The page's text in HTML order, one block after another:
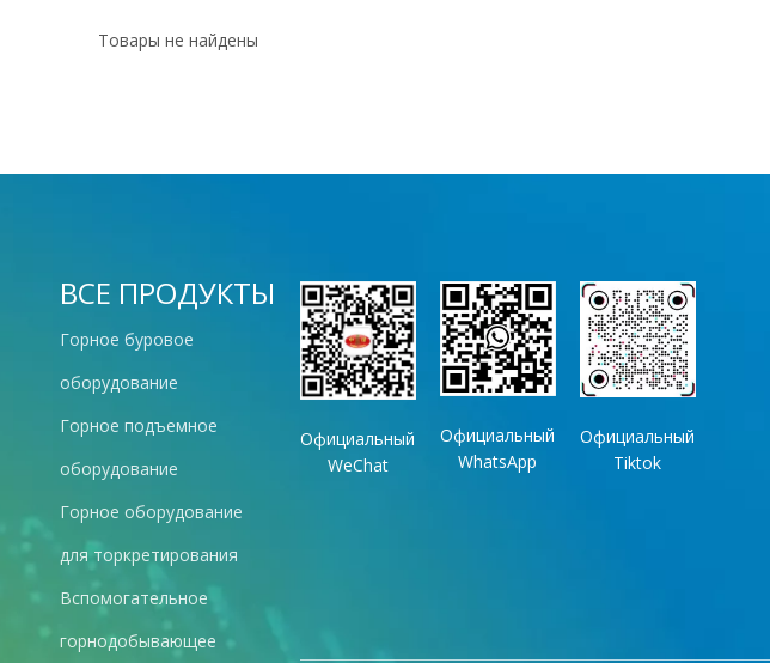
Товары не найдены
ВСЕ ПРОДУКТЫ
Горное буровое
оборудование
Горное подъемное
оборудование
Горное оборудование
для торкретирования
Вспомогательное
горнодобывающее
Официальный
WeChat
Официальный
WhatsApp
Официальный
Tiktok